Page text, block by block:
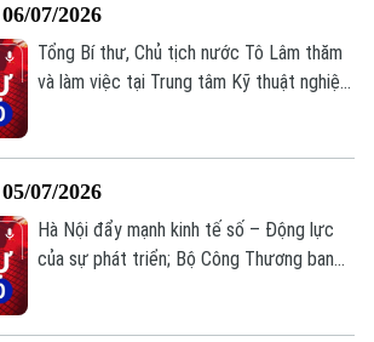
Thủ đô... là một số tin chính trong chương
trình hôm nay.
07/2026
Tổng Bí thư, Chủ tịch nước Tô Lâm thăm
và làm việc tại Trung tâm Kỹ thuật nghiệp
quản lý sức khỏe toàn diện cho người dân
Thủ đô;... là một số tin chính trong
chương trình hôm nay.
07/2026
Hà Nội đẩy mạnh kinh tế số – Động lực
của sự phát triển; Bộ Công Thương ban